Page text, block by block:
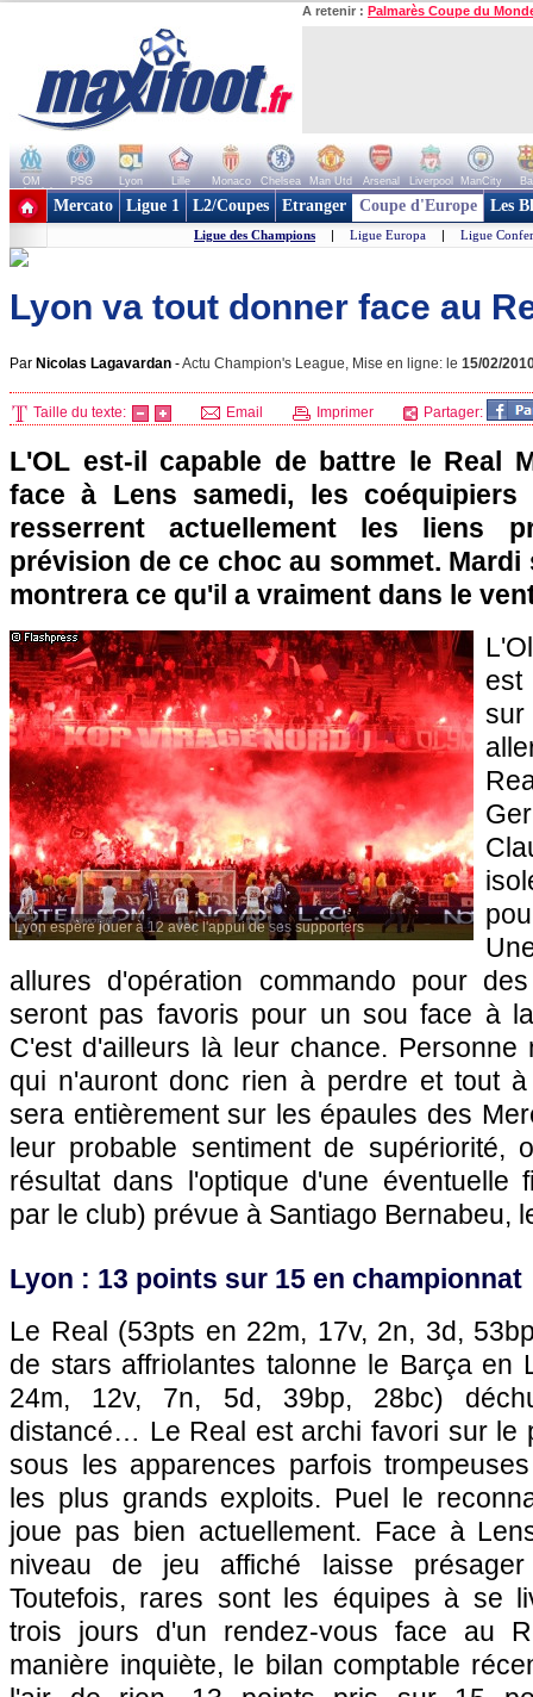
A retenir : Palmarès Coupe du
OM PSG Lyon Lille Monaco Chelsea Man Utd Arsenal Liverpool ManCity
+ de clubs
Mercato Ligue 1 L2/Coupes Etranger Coupe d'Europe Les
Ligue des Champions | Ligue Europa | Ligue
Lyon va tout donner face au
Par Nicolas Lagavardan -Actu Champion's League, Mise en ligne: le 15/02/
Taille du texte: Email Imprimer Partager:
L'OL est-il capable de battre le Real
face à Lens samedi, les
resserrent actuellement les liens
prévision de ce choc au sommet.
montrera ce qu'il a vraiment dans le
Lyon espère jouer à 12 avec l'appui de ses supporters
est
sur
allures d'opération commando pour
seront pas favoris pour un sou face à
C'est d'ailleurs là leur chance. Personne
qui n'auront donc rien à perdre et tout
sera entièrement sur les épaules des
leur probable sentiment de supériorité,
résultat dans l'optique d'une éventuelle
par le club) prévue à Santiago Bernabeu,
Lyon : 13 points sur 15 en championnat
Le Real (53pts en 22m, 17v, 2n, 3d,
de stars affriolantes talonne le Barça en
24m, 12v, 7n, 5d, 39bp, 28bc)
distancé… Le Real est archi favori sur le
sous les apparences parfois
les plus grands exploits. Puel le
joue pas bien actuellement. Face à
niveau de jeu affiché laisse
Toutefois, rares sont les équipes à se
trois jours d'un rendez-vous face au
manière inquiète, le bilan comptable